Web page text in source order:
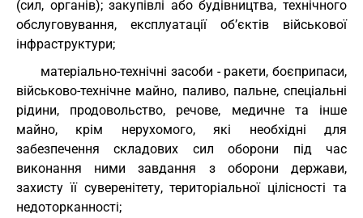
(сил, органів); закупівлі або будівництва, технічного
обслуговування, експлуатації об’єктів військової
інфраструктури;
матеріально-технічні засоби - ракети, боєприпаси,
військово-технічне майно, паливо, пальне, спеціальні
рідини, продовольство, речове, медичне та інше
майно, крім нерухомого, які необхідні для
забезпечення складових сил оборони під час
виконання ними завдання з оборони держави,
захисту її суверенітету, територіальної цілісності та
недоторканності;